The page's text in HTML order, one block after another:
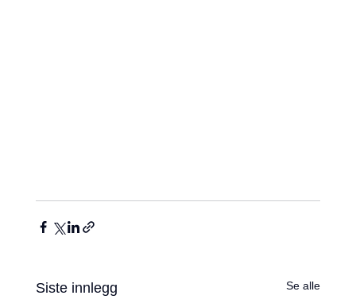
Siste innlegg Se alle